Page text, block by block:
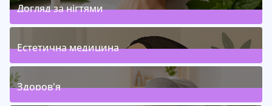
Догляд за нігтями
(1Posts )
Естетична медицина
(1Posts )
Здоров'я